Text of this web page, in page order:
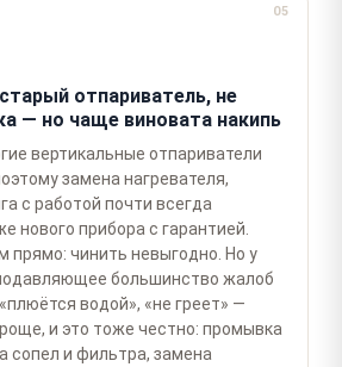
05
отпариватель, не
— но чаще виновата накипь
вертикальные отпариватели
замена нагревателя,
с работой почти всегда
нового прибора с гарантией.
прямо: чинить невыгодно. Но у
большинство жалоб
водой», «не греет» —
и это тоже честно: промывка
сопел и фильтра, замена